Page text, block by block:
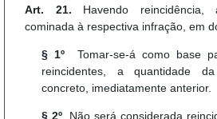
Art. 21. Havendo
cominada à respectiva infração, em
§ 1º Tomar-se-á como base
reincidentes, a quantidade
concreto, imediatamente anterior.
§ 2ºNão será considerada